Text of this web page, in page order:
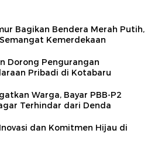
Bagikan Bendera Merah Putih,
Kemerdekaan
Dorong Pengurangan
Pribadi di Kotabaru
Warga, Bayar PBB-P2
Terhindar dari Denda
dan Komitmen Hijau di